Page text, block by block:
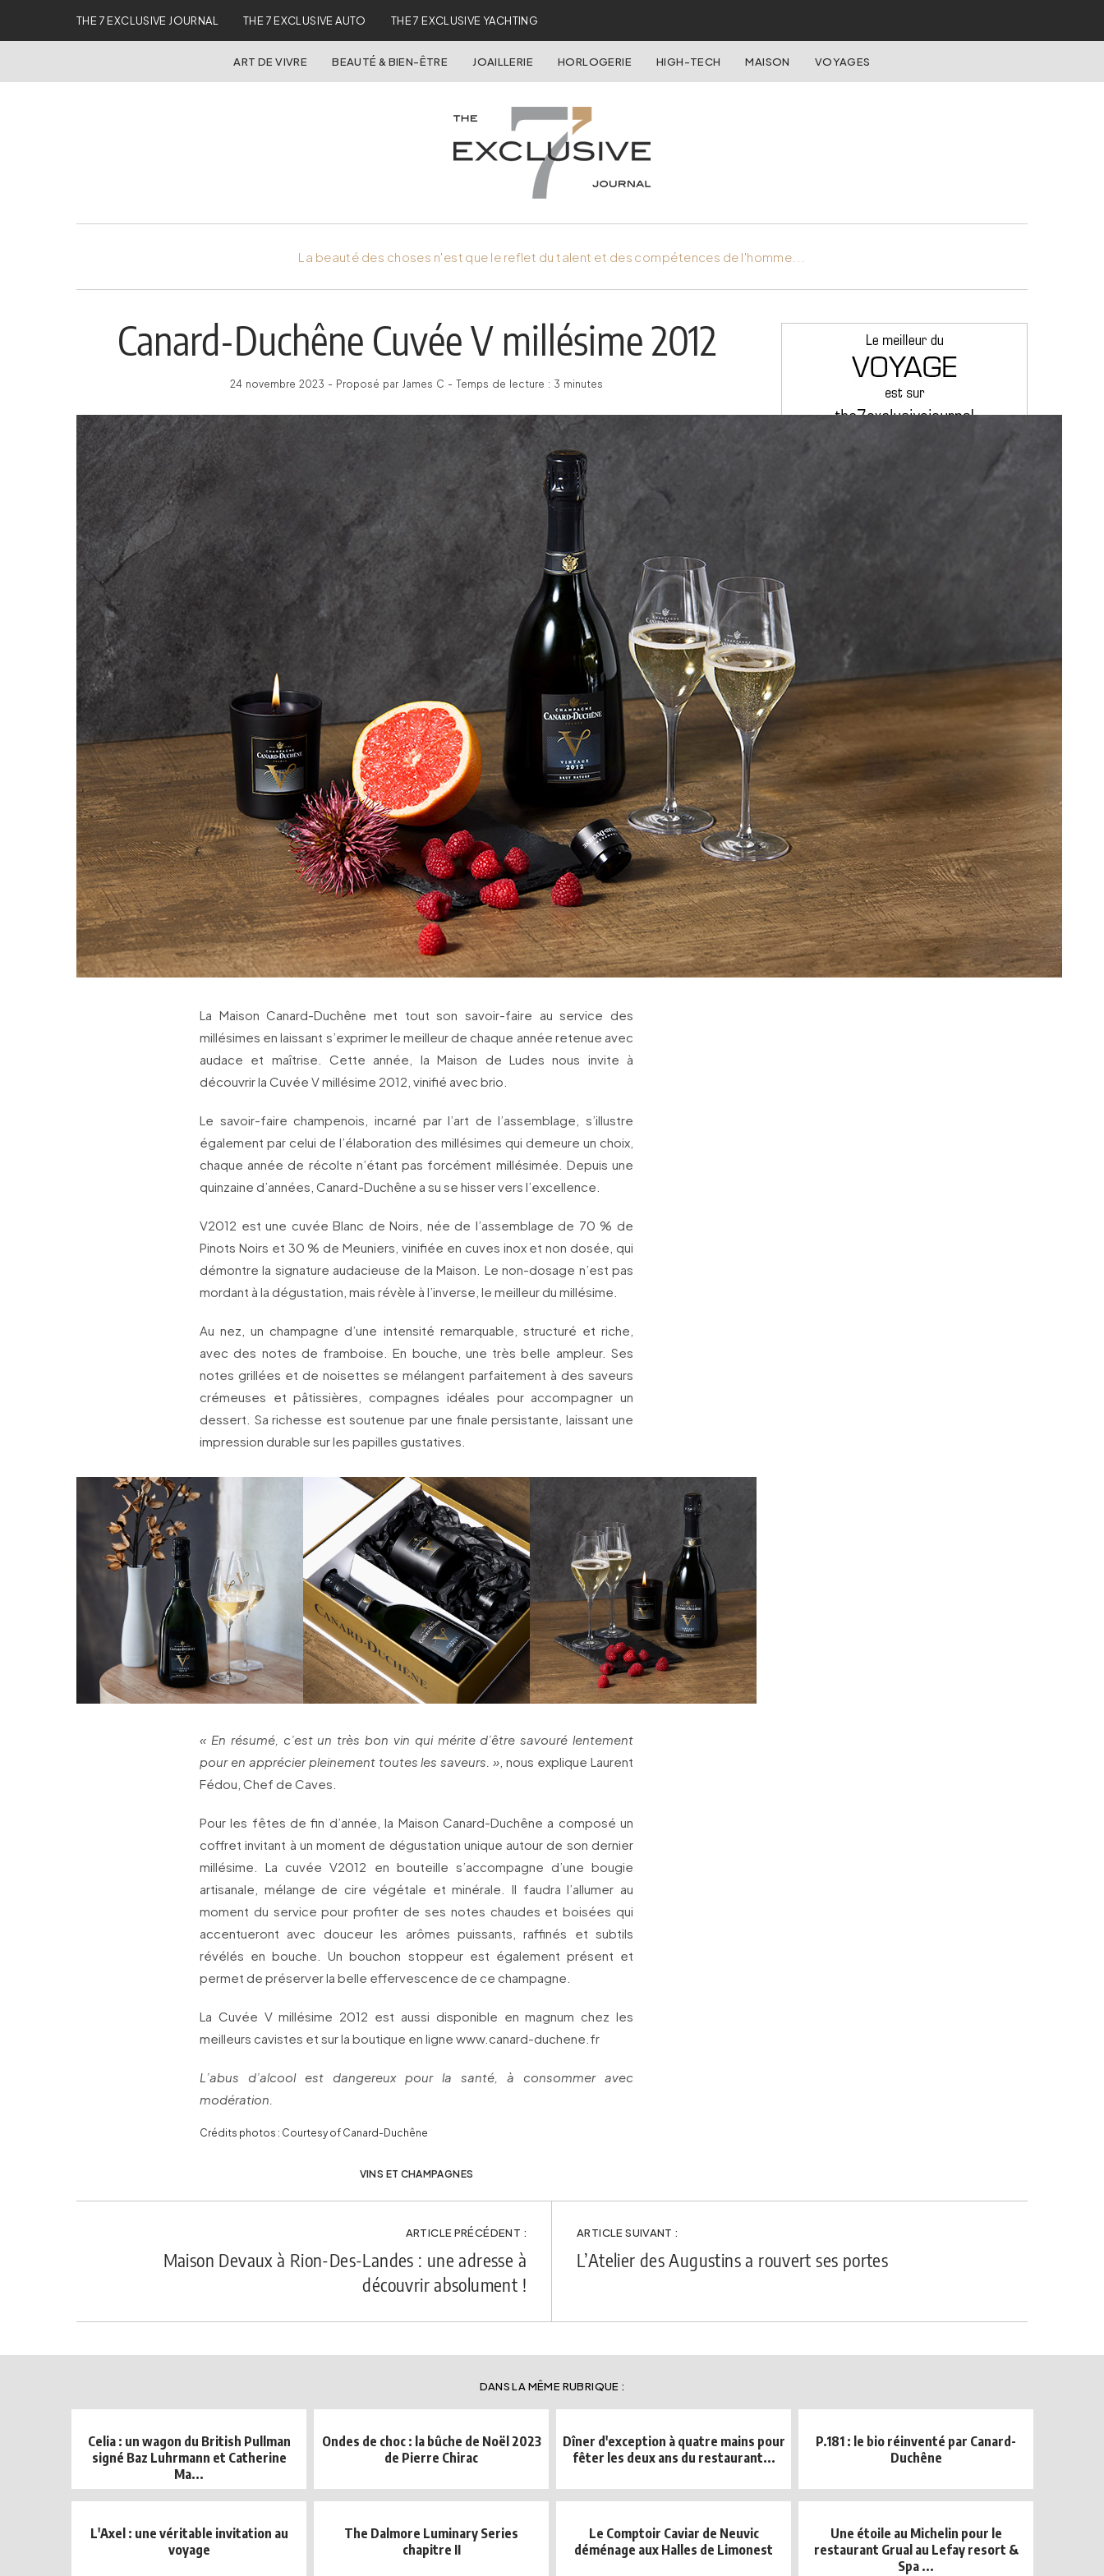
THE 7 EXCLUSIVE JOURNAL THE 7 EXCLUSIVE AUTO THE 7 EXCLUSIVE YACHTING
ART DE VIVRE BEAUTÉ & BIEN-ÊTRE JOAILLERIE HORLOGERIE HIGH-TECH MAISON VOYAGES
La beauté des choses n'est que le reflet du talent et des compétences de l'homme...
Canard-Duchêne Cuvée V millésime 2012
24 novembre 2023 - Proposé par James C - Temps de lecture : 3 minutes
La Maison Canard-Duchêne met tout son savoir-faire au service des
millésimes en laissant s’exprimer le meilleur de chaque année retenue avec
audace et maîtrise. Cette année, la Maison de Ludes nous invite à
découvrir la Cuvée V millésime 2012, vinifié avec brio.
Le savoir-faire champenois, incarné par l’art de l’assemblage, s’illustre
également par celui de l’élaboration des millésimes qui demeure un choix,
chaque année de récolte n’étant pas forcément millésimée. Depuis une
quinzaine d’années, Canard-Duchêne a su se hisser vers l’excellence.
V2012 est une cuvée Blanc de Noirs, née de l’assemblage de 70 % de
Pinots Noirs et 30 % de Meuniers, vinifiée en cuves inox et non dosée, qui
démontre la signature audacieuse de la Maison. Le non-dosage n’est pas
mordant à la dégustation, mais révèle à l’inverse, le meilleur du millésime.
Au nez, un champagne d’une intensité remarquable, structuré et riche,
avec des notes de framboise. En bouche, une très belle ampleur. Ses
notes grillées et de noisettes se mélangent parfaitement à des saveurs
crémeuses et pâtissières, compagnes idéales pour accompagner un
dessert. Sa richesse est soutenue par une finale persistante, laissant une
impression durable sur les papilles gustatives.
« En résumé, c’est un très bon vin qui mérite d’être savouré lentement
pour en apprécier pleinement toutes les saveurs. » , nous explique Laurent
Fédou, Chef de Caves.
Pour les fêtes de fin d’année, la Maison Canard-Duchêne a composé un
coffret invitant à un moment de dégustation unique autour de son dernier
millésime. La cuvée V2012 en bouteille s’accompagne d’une bougie
artisanale, mélange de cire végétale et minérale. Il faudra l’allumer au
moment du service pour profiter de ses notes chaudes et boisées qui
accentueront avec douceur les arômes puissants, raffinés et subtils
révélés en bouche. Un bouchon stoppeur est également présent et
permet de préserver la belle effervescence de ce champagne.
La Cuvée V millésime 2012 est aussi disponible en magnum chez les
meilleurs cavistes et sur la boutique en ligne www.canard-duchene.fr
L’abus d’alcool est dangereux pour la santé, à consommer avec
modération.
Crédits photos : Courtesy of Canard-Duchêne
VINS ET CHAMPAGNES
ARTICLE PRÉCÉDENT :
Maison Devaux à Rion-Des-Landes : une adresse à
découvrir absolument !
ARTICLE SUIVANT :
L’Atelier des Augustins a rouvert ses portes
DANS LA MÊME RUBRIQUE :
Celia : un wagon du British Pullman
signé Baz Luhrmann et Catherine
Ma...
Ondes de choc : la bûche de Noël 2023
de Pierre Chirac
Dîner d'exception à quatre mains pour
fêter les deux ans du restaurant...
P.181 : le bio réinventé par Canard-
Duchêne
L'Axel : une véritable invitation au
voyage
The Dalmore Luminary Series
chapitre II
Le Comptoir Caviar de Neuvic
déménage aux Halles de Limonest
Une étoile au Michelin pour le
restaurant Grual au Lefay resort &
Spa ...